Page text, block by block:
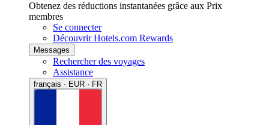
Obtenez des réductions instantanées grâce aux Prix
membres
Se connecter
Découvrir Hotels.com Rewards
Messages
Rechercher des voyages
Assistance
français · EUR · FR